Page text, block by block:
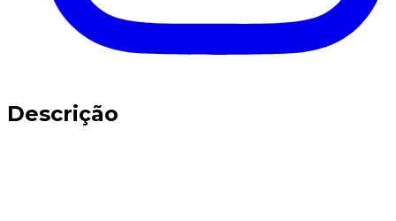
Descrição